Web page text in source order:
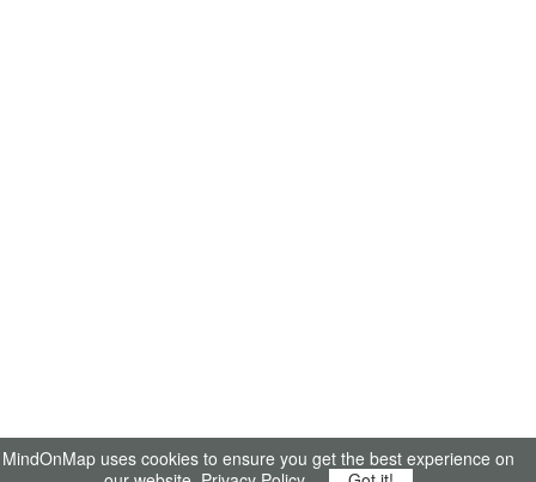
MindOnMap uses cookies to ensure you get the best experience on